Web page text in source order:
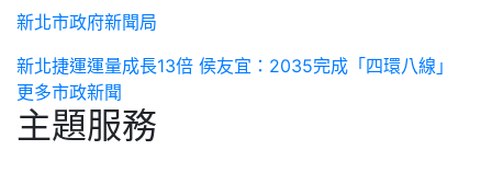
新北市政府新聞局
新北捷運運量成長13倍 侯友宜：2035完成「四環八線」
更多市政新聞
主題服務